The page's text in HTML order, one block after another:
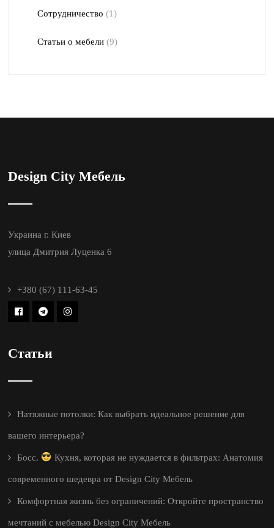
Сотрудничество (1)
Статьи о мебели(9)
Design City Мебель
Украина г. Киев
улица Дмитрия Луценка 6
+380 (67) 111-63-45
Статьи
Натяжные потолки: Как выбрать идеальное решение для
вашего интерьера?
Босс. Кухня, которая не нуждается в фильтрах: Анатомия
современного шедевра от Design City Мебель
Комфортная жизнь без ограничений: Откройте пространство
мечтаний с мебелью Design City Мебель